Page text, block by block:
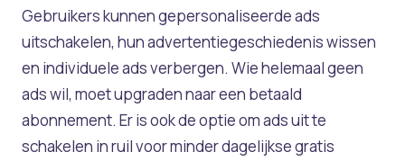
Gebruikers kunnen gepersonaliseerde ads
uitschakelen, hun advertentiegeschiedenis wissen
en individuele ads verbergen. Wie helemaal geen
ads wil, moet upgraden naar een betaald
abonnement. Er is ook de optie om ads uit te
schakelen in ruil voor minder dagelijkse gratis